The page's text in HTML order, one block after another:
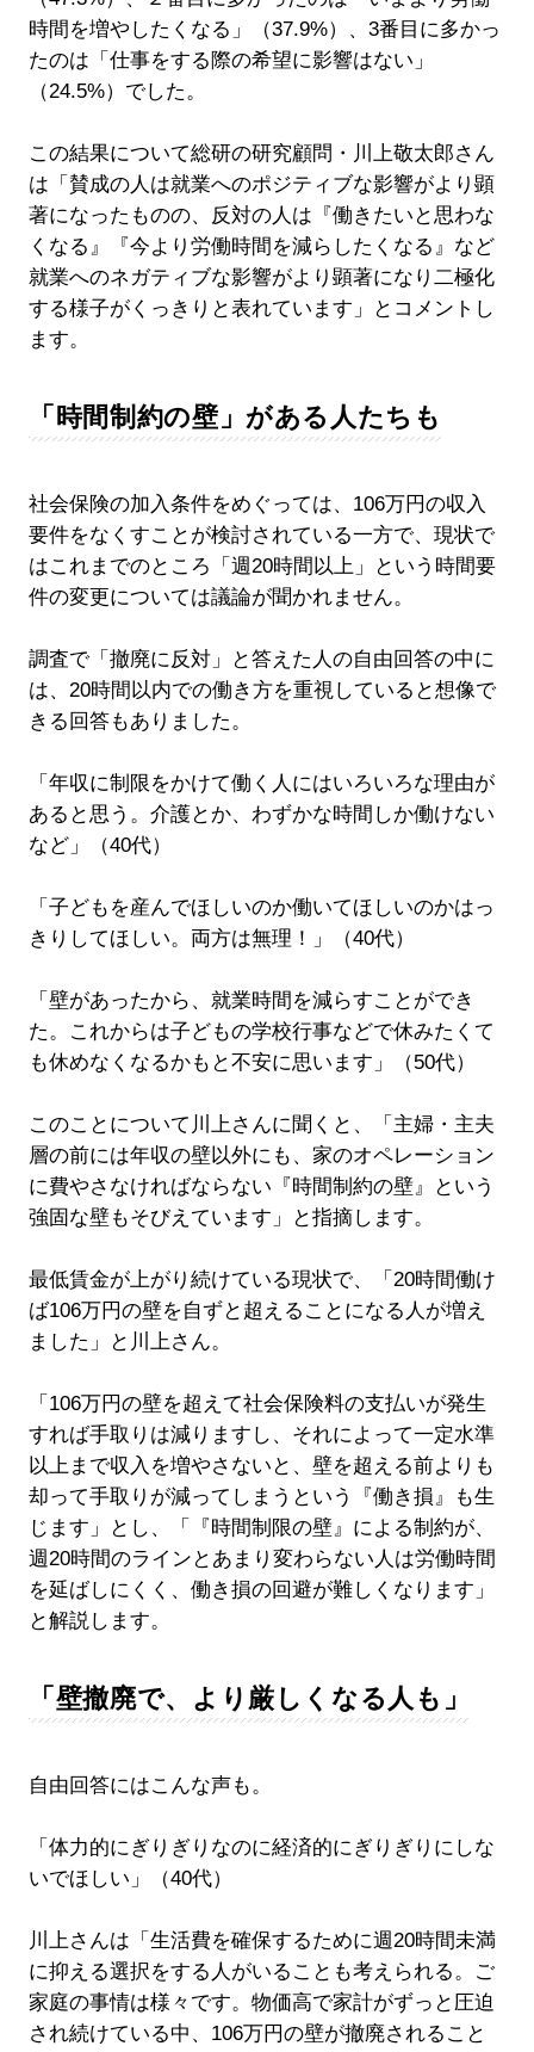
時間を増やしたくなる」（37.9%）、3番目に多かっ
たのは「仕事をする際の希望に影響はない」
（24.5%）でした。
この結果について総研の研究顧問・川上敬太郎さん
は「賛成の人は就業へのポジティブな影響がより顕
著になったものの、反対の人は『働きたいと思わな
くなる』『今より労働時間を減らしたくなる』など
就業へのネガティブな影響がより顕著になり二極化
する様子がくっきりと表れています」とコメントし
ます。
「時間制約の壁」がある人たちも
社会保険の加入条件をめぐっては、106万円の収入
要件をなくすことが検討されている一方で、現状で
はこれまでのところ「週20時間以上」という時間要
件の変更については議論が聞かれません。
調査で「撤廃に反対」と答えた人の自由回答の中に
は、20時間以内での働き方を重視していると想像で
きる回答もありました。
「年収に制限をかけて働く人にはいろいろな理由が
あると思う。介護とか、わずかな時間しか働けない
など」（40代）
「子どもを産んでほしいのか働いてほしいのかはっ
きりしてほしい。両方は無理！」（40代）
「壁があったから、就業時間を減らすことができ
た。これからは子どもの学校行事などで休みたくて
も休めなくなるかもと不安に思います」（50代）
このことについて川上さんに聞くと、「主婦・主夫
層の前には年収の壁以外にも、家のオペレーション
に費やさなければならない『時間制約の壁』という
強固な壁もそびえています」と指摘します。
最低賃金が上がり続けている現状で、「20時間働け
ば106万円の壁を自ずと超えることになる人が増え
ました」と川上さん。
「106万円の壁を超えて社会保険料の支払いが発生
すれば手取りは減りますし、それによって一定水準
以上まで収入を増やさないと、壁を超える前よりも
却って手取りが減ってしまうという『働き損』も生
じます」とし、「『時間制限の壁』による制約が、
週20時間のラインとあまり変わらない人は労働時間
を延ばしにくく、働き損の回避が難しくなります」
と解説します。
「壁撤廃で、より厳しくなる人も」
自由回答にはこんな声も。
「体力的にぎりぎりなのに経済的にぎりぎりにしな
いでほしい」（40代）
川上さんは「生活費を確保するために週20時間未満
に抑える選択をする人がいることも考えられる。ご
家庭の事情は様々です。物価高で家計がずっと圧迫
され続けている中、106万円の壁が撤廃されること